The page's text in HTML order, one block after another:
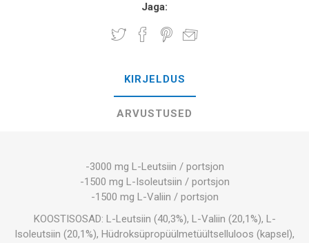
Jaga:
KIRJELDUS
ARVUSTUSED
-3000 mg L-Leutsiin / portsjon
-1500 mg L-Isoleutsiin / portsjon
-1500 mg L-Valiin / portsjon
KOOSTISOSAD: L-Leutsiin (40,3%), L-Valiin (20,1%), L-
Isoleutsiin (20,1%), Hüdroksüpropüülmetüültselluloos (kapsel),